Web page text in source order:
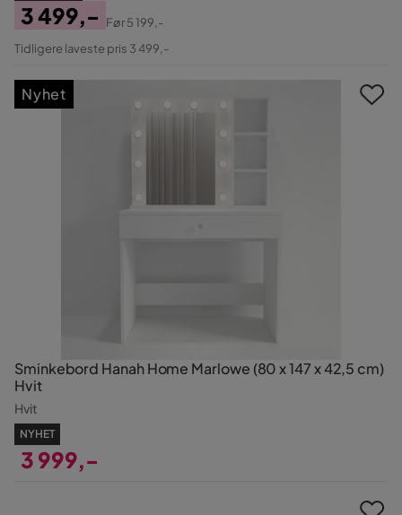
Pris
3 499,-
Original
Før5 199,-
Tidligere laveste pris 3 499,-
Sminkebord Hanah Home Marlowe (80 x 147 x 42,5 cm)
Hvit
Hvit
NYHET
3 999,-
Nyhet